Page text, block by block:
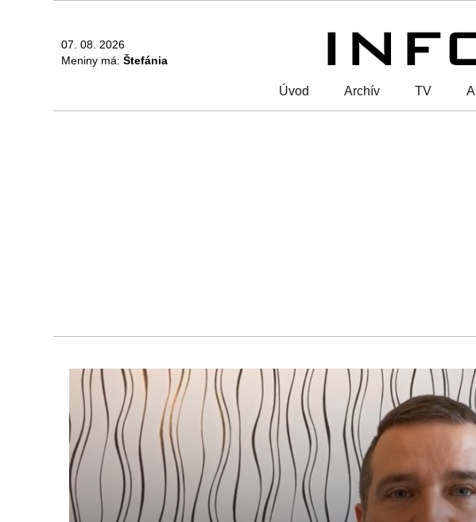
07. 08. 2026
Meniny má: Štefánia
Úvod Archív TV